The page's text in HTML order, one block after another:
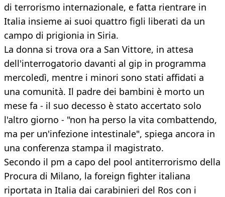
di terrorismo internazionale, e fatta rientrare in
Italia insieme ai suoi quattro figli liberati da un
campo di prigionia in Siria.
La donna si trova ora a San Vittore, in attesa
dell'interrogatorio davanti al gip in programma
mercoledì, mentre i minori sono stati affidati a
una comunità. Il padre dei bambini è morto un
mese fa - il suo decesso è stato accertato solo
l'altro giorno - "non ha perso la vita combattendo,
ma per un'infezione intestinale", spiega ancora in
una conferenza stampa il magistrato.
Secondo il pm a capo del pool antiterrorismo della
Procura di Milano, la foreign fighter italiana
riportata in Italia dai carabinieri del Ros con i